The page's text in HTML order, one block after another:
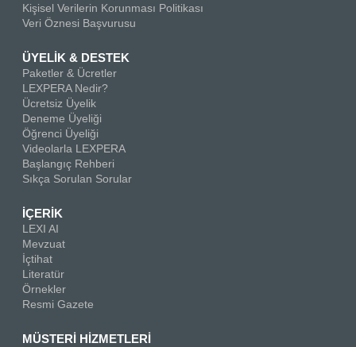
Kişisel Verilerin Korunması Politikası
Veri Öznesi Başvurusu
ÜYELİK & DESTEK
Paketler & Ücretler
LEXPERA Nedir?
Ücretsiz Üyelik
Deneme Üyeliği
Öğrenci Üyeliği
Videolarla LEXPERA
Başlangıç Rehberi
Sıkça Sorulan Sorular
İÇERİK
LEXI AI
Mevzuat
İçtihat
Literatür
Örnekler
Resmi Gazete
MÜSTERİ HİZMETLERİ